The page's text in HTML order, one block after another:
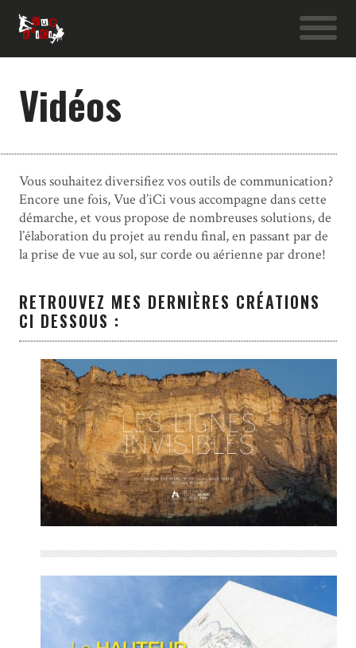
Vidéos
Vous souhaitez diversifiez vos outils de communication?
Encore une fois, Vue d’iCi vous accompagne dans cette
démarche, et vous propose de nombreuses solutions, de
l’élaboration du projet au rendu final, en passant par de
la prise de vue au sol, sur corde ou aérienne par drone!
RETROUVEZ MES DERNIÈRES CRÉATIONS
CI DESSOUS :